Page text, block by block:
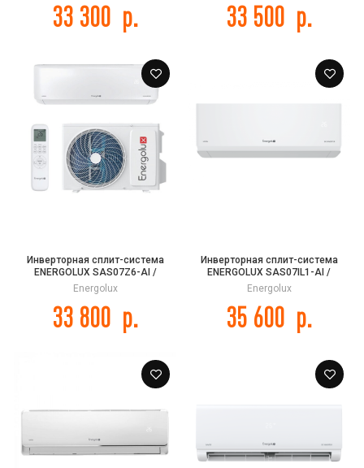
33 300 р. 33 500 р.
Инверторная сплит-система
ENERGOLUX SAS07Z6-AI /
SAU07Z6-AI ZURICH 6
Energolux
33 800 р.
Инверторная сплит-система
ENERGOLUX SAS07IL1-AI /
SAU07IL1-AI NYON Inverter
Energolux
35 600 р.